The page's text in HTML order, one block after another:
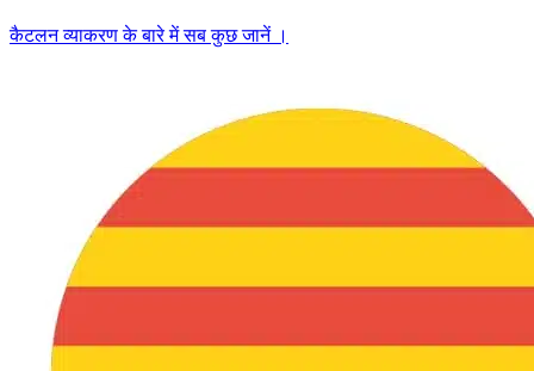
कैटलन व्याकरण के बारे में सब कुछ जानें ।